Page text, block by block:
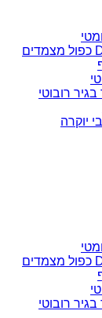
רובוטי
יוקרה
רובוטי